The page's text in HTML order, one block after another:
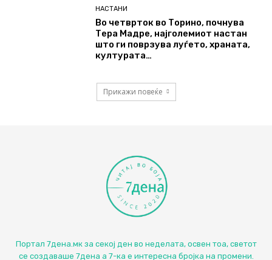
НАСТАНИ
Во четврток во Торино, почнува
Тера Мадре, најголемиот настан
што ги поврзува луѓето, храната,
културата…
Прикажи повеќе
Портал 7дена.мк за секој ден во неделата, освен тоа, светот
се создаваше 7дена а 7-ка е интересна бројка на промени.